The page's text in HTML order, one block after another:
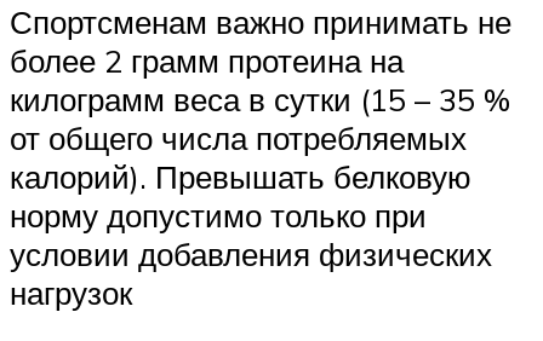
Спортсменам важно принимать не
более 2 грамм протеина на
килограмм веса в сутки (15 – 35 %
от общего числа потребляемых
калорий). Превышать белковую
норму допустимо только при
условии добавления физических
нагрузок